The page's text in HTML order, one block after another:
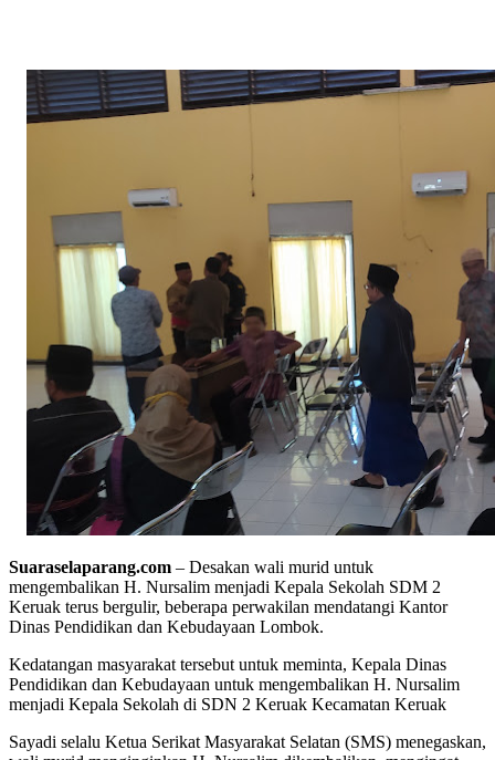
Suaraselaparang.com – Desakan wali murid untuk
mengembalikan H. Nursalim menjadi Kepala Sekolah SDM 2
Keruak terus bergulir, beberapa perwakilan mendatangi Kantor
Dinas Pendidikan dan Kebudayaan Lombok.
Kedatangan masyarakat tersebut untuk meminta, Kepala Dinas
Pendidikan dan Kebudayaan untuk mengembalikan H. Nursalim
menjadi Kepala Sekolah di SDN 2 Keruak Kecamatan Keruak
Sayadi selalu Ketua Serikat Masyarakat Selatan (SMS) menegaskan,